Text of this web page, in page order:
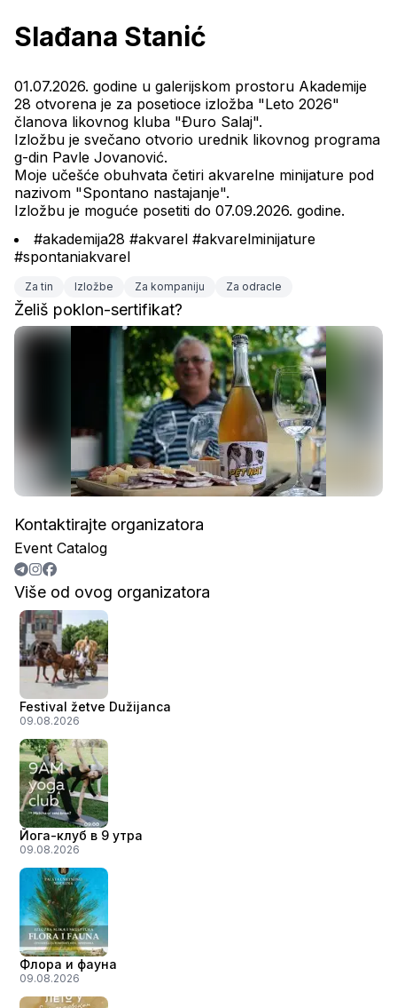
Slađana Stanić
01.07.2026. godine u galerijskom prostoru Akademije
28 otvorena je za posetioce izložba "Leto 2026"
članova likovnog kluba "Ðuro Salaj".
Izložbu je svečano otvorio urednik likovnog programa
g-din Pavle Jovanović.
Moje učešće obuhvata četiri akvarelne minijature pod
nazivom "Spontano nastajanje".
Izložbu je moguće posetiti do 07.09.2026. godine.
#akademija28 #akvarel #akvarelminijature
#spontaniakvarel
Za tin Izložbe Za kompaniju Za odracle
Želiš poklon-sertifikat?
Kontaktirajte organizatora
Event Catalog
Više od ovog organizatora
Festival žetve Dužijanca
09.08.2026
Йога-клуб в 9 утра
09.08.2026
Флора и фауна
09.08.2026